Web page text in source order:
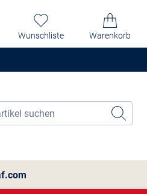
Wunschliste Warenkorb